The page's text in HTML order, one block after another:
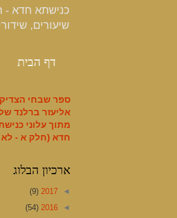
שיעורים,
דף הבית
ספר שבחי
אליעזר ברלנד
מתוך עלוני
חדא (חלק א - לא
ארכיון הבלוג
◄
2017
(9)
◄
2016
(54)